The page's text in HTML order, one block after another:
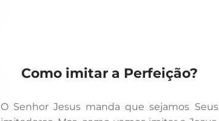
Como imitar a Perfeição?
O Senhor Jesus manda que sejamos Seus